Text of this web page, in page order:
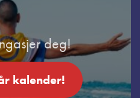
deg!
kalender!